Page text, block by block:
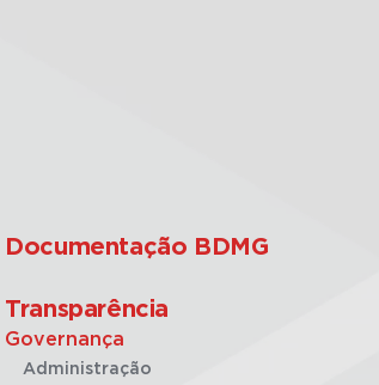
Documentação BDMG
Transparência
Governança
Administração